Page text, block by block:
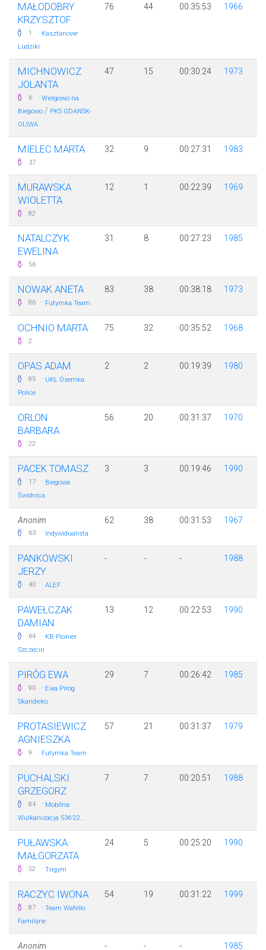
MAŁODOBRY
KRZYSZTOF
1 · Kasztanowe
Ludziki
76 44 00:35:53 1966
MICHNOWICZ
JOLANTA
6 · Wielgowo na
Biegowo / PKS GDANSK-
OLIWA
47 15 00:30:24 1973
MIELEC MARTA
37
32 9 00:27:31 1983
MURAWSKA
WIOLETTA
82
12 1 00:22:39 1969
NATALCZYK
EWELINA
56
31 8 00:27:23 1985
NOWAK ANETA
86 · Futymka Team
83 38 00:38:18 1973
OCHNIO MARTA
2
75 32 00:35:52 1968
OPAS ADAM
85 · UKL Ósemka
Police
2 2 00:19:39 1980
ORLON
BARBARA
22
56 20 00:31:37 1970
PACEK TOMASZ
17 · Biegowa
Świdnica
3 3 00:19:46 1990
Anonim
63 · Indywidualista
62 38 00:31:53 1967
PANKOWSKI
JERZY
40 · ALEF
- - - 1988
PAWEŁCZAK
DAMIAN
64 · KB Pionier
Szczecin
13 12 00:22:53 1990
PIRÓG EWA
90 · Ewa Piróg
Skandieko
29 7 00:26:42 1985
PROTASIEWICZ
AGNIESZKA
9 · Futymka Team
57 21 00:31:37 1979
PUCHALSKI
GRZEGORZ
84 · Mobilna
Wulkanizacja 536-22...
7 7 00:20:51 1988
PUŁAWSKA
MAŁGORZATA
52 · Trigym
24 5 00:25:20 1990
RACZYC IWONA
87 · Team Wafelki
Familijne
54 19 00:31:22 1999
Anonim - - - 1985